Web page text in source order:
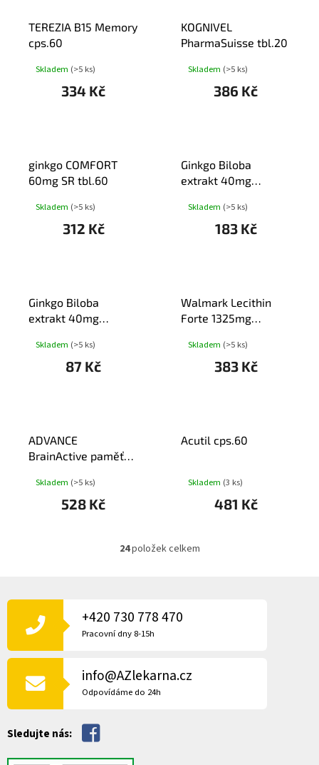
TEREZIA B15 Memory
cps.60
Skladem (>5 ks)
334 Kč
KOGNIVEL
PharmaSuisse tbl.20
Skladem (>5 ks)
386 Kč
ginkgo COMFORT
60mg SR tbl.60
Skladem (>5 ks)
312 Kč
Ginkgo Biloba
extrakt 40mg
Pharma
Skladem (>5 ks)
183 Kč
Ginkgo Biloba
extrakt 40mg
Pharma
Skladem (>5 ks)
87 Kč
Walmark Lecithin
Forte 1325mg
Skladem (>5 ks)
383 Kč
ADVANCE
BrainActive paměť
cps.60
Skladem (>5 ks)
528 Kč
Acutil cps.60
Skladem (3 ks)
481 Kč
O
a
r
v
k
24položek celkem
Á
T
+420 730 778 470
Pracovní dny 8-15h
info@AZlekarna.cz
Odpovídáme do 24h
Sledujte nás: